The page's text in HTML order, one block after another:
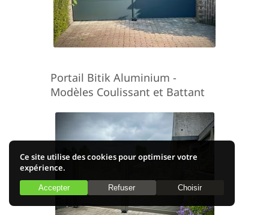
Portail Bitik Aluminium -
Modèles Coulissant et Battant
Ce site utilise des cookies pour optimiser votre
expérience.
Accepter Refuser Choisir